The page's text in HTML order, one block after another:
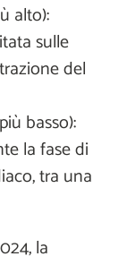
alto):
sulle
del
basso):
la fase di
tra una
la